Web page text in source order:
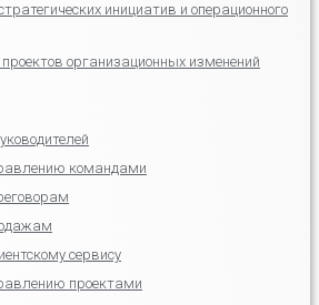
инициатив и операционного
организационных изменений
командами
сервису
проектами